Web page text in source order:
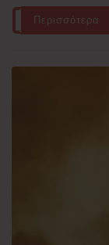
Περισσότερα